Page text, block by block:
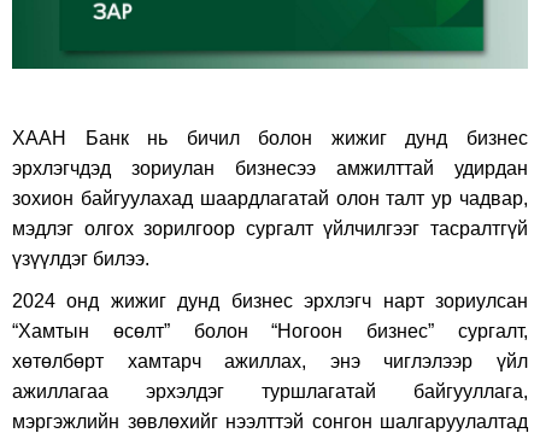
ХААН Банк нь бичил болон жижиг дунд бизнес
эрхлэгчдэд зориулан бизнесээ амжилттай удирдан
зохион байгуулахад шаардлагатай олон талт ур чадвар,
мэдлэг олгох зорилгоор сургалт үйлчилгээг тасралтгүй
үзүүлдэг билээ.
2024 онд жижиг дунд бизнес эрхлэгч нарт зориулсан
“Хамтын өсөлт” болон “Ногоон бизнес” сургалт,
хөтөлбөрт хамтарч ажиллах, энэ чиглэлээр үйл
ажиллагаа эрхэлдэг туршлагатай байгууллага,
мэргэжлийн зөвлөхийг нээлттэй сонгон шалгаруулалтад